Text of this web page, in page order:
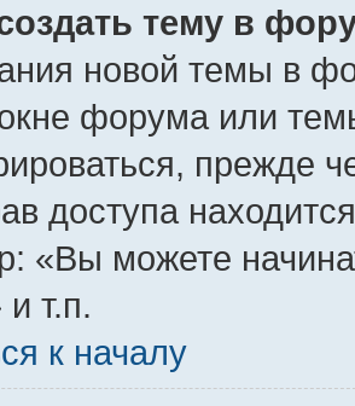
тему в
новой темы в
форума или
прежде
доступа
«Вы можете
т.п.
к началу